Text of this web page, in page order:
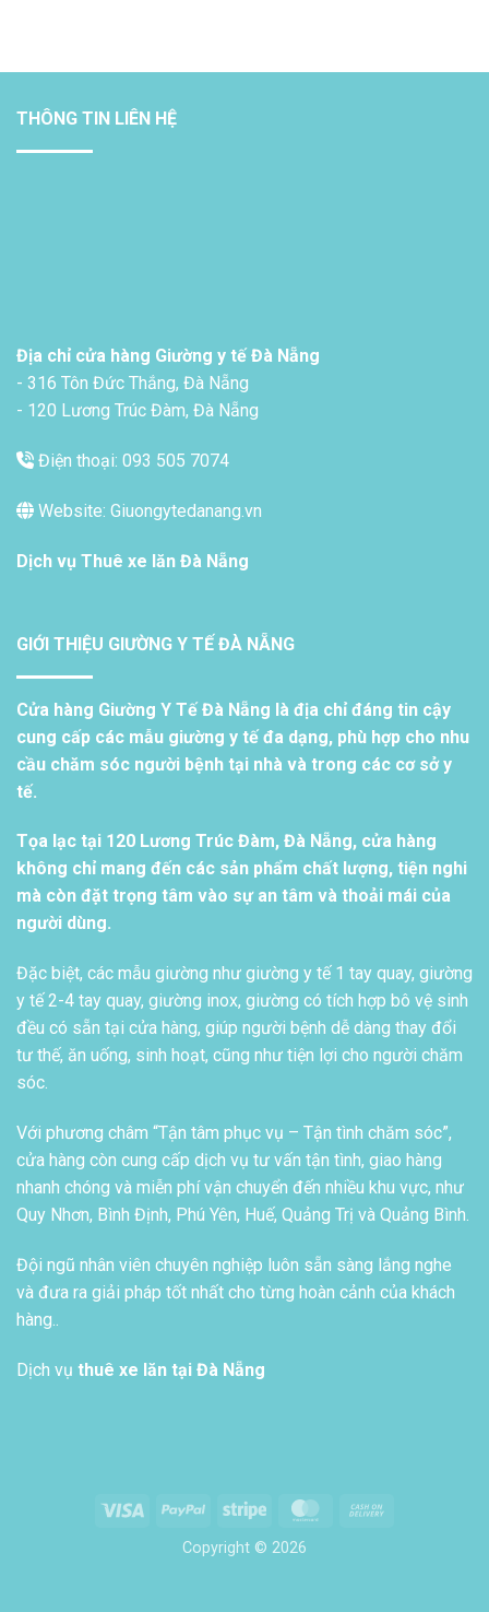
THÔNG TIN LIÊN HỆ
Địa chỉ cửa hàng Giường y tế Đà Nẵng
- 316 Tôn Đức Thắng, Đà Nẵng
- 120 Lương Trúc Đàm, Đà Nẵng
Điện thoại: 093 505 7074
Website: Giuongytedanang.vn
Dịch vụ Thuê xe lăn Đà Nẵng
GIỚI THIỆU GIƯỜNG Y TẾ ĐÀ NẴNG
Cửa hàng Giường Y Tế Đà Nẵng là địa chỉ đáng tin cậy
cung cấp các mẫu giường y tế đa dạng, phù hợp cho nhu
cầu chăm sóc người bệnh tại nhà và trong các cơ sở y
tế.
Tọa lạc tại 120 Lương Trúc Đàm, Đà Nẵng, cửa hàng
không chỉ mang đến các sản phẩm chất lượng, tiện nghi
mà còn đặt trọng tâm vào sự an tâm và thoải mái của
người dùng.
Đặc biệt, các mẫu giường như giường y tế 1 tay quay, giường
y tế 2-4 tay quay, giường inox, giường có tích hợp bô vệ sinh
đều có sẵn tại cửa hàng, giúp người bệnh dễ dàng thay đổi
tư thế, ăn uống, sinh hoạt, cũng như tiện lợi cho người chăm
sóc.
Với phương châm “Tận tâm phục vụ – Tận tình chăm sóc”,
cửa hàng còn cung cấp dịch vụ tư vấn tận tình, giao hàng
nhanh chóng và miễn phí vận chuyển đến nhiều khu vực, như
Quy Nhơn, Bình Định, Phú Yên, Huế, Quảng Trị và Quảng Bình.
Đội ngũ nhân viên chuyên nghiệp luôn sẵn sàng lắng nghe
và đưa ra giải pháp tốt nhất cho từng hoàn cảnh của khách
hàng..
Dịch vụ thuê xe lăn tại Đà Nẵng
Visa PayPal Stripe MasterCard
Copyright © 2026